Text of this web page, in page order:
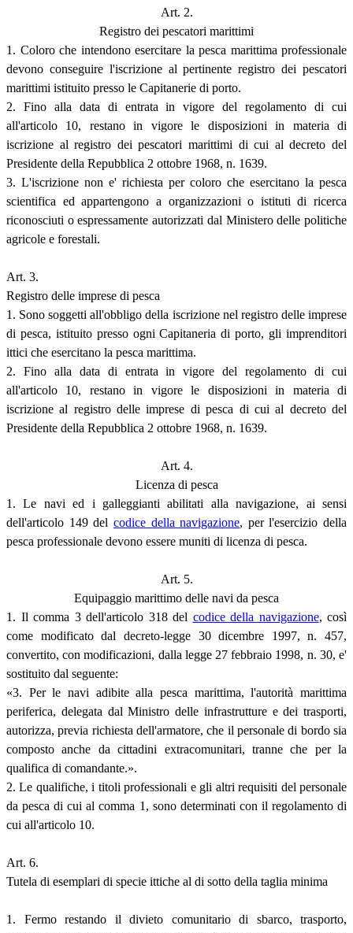
Art. 2.
Registro dei pescatori marittimi
1. Coloro che intendono esercitare la pesca marittima professionale
devono conseguire l'iscrizione al pertinente registro dei pescatori
marittimi istituito presso le Capitanerie di porto.
2. Fino alla data di entrata in vigore del regolamento di cui
all'articolo 10, restano in vigore le disposizioni in materia di
iscrizione al registro dei pescatori marittimi di cui al decreto del
Presidente della Repubblica 2 ottobre 1968, n. 1639.
3. L'iscrizione non e' richiesta per coloro che esercitano la pesca
scientifica ed appartengono a organizzazioni o istituti di ricerca
riconosciuti o espressamente autorizzati dal Ministero delle politiche
agricole e forestali.
Art. 3.
Registro delle imprese di pesca
1. Sono soggetti all'obbligo della iscrizione nel registro delle imprese
di pesca, istituito presso ogni Capitaneria di porto, gli imprenditori
ittici che esercitano la pesca marittima.
2. Fino alla data di entrata in vigore del regolamento di cui
all'articolo 10, restano in vigore le disposizioni in materia di
iscrizione al registro delle imprese di pesca di cui al decreto del
Presidente della Repubblica 2 ottobre 1968, n. 1639.
Art. 4.
Licenza di pesca
1. Le navi ed i galleggianti abilitati alla navigazione, ai sensi
dell'articolo 149 del codice della navigazione, per l'esercizio della
pesca professionale devono essere muniti di licenza di pesca.
Art. 5.
Equipaggio marittimo delle navi da pesca
1. Il comma 3 dell'articolo 318 del codice della navigazione, così
come modificato dal decreto-legge 30 dicembre 1997, n. 457,
convertito, con modificazioni, dalla legge 27 febbraio 1998, n. 30, e'
sostituito dal seguente:
«3. Per le navi adibite alla pesca marittima, l'autorità marittima
periferica, delegata dal Ministro delle infrastrutture e dei trasporti,
autorizza, previa richiesta dell'armatore, che il personale di bordo sia
composto anche da cittadini extracomunitari, tranne che per la
qualifica di comandante.».
2. Le qualifiche, i titoli professionali e gli altri requisiti del personale
da pesca di cui al comma 1, sono determinati con il regolamento di
cui all'articolo 10.
Art. 6.
Tutela di esemplari di specie ittiche al di sotto della taglia minima
1. Fermo restando il divieto comunitario di sbarco, trasporto,